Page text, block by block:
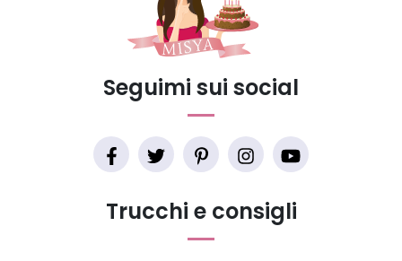
Trucchi e consigli
Seguimi sui social